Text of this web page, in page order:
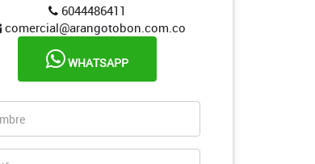
6044486411
comercial@arangotobon.com.co
WHATSAPP